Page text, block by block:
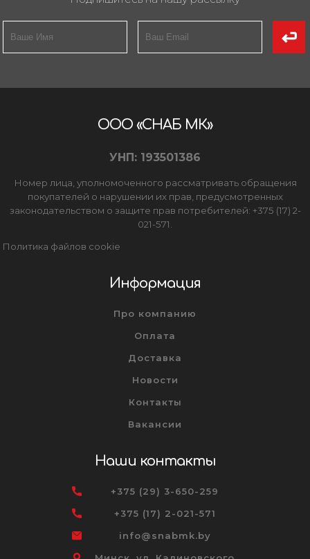
ООО «СНАБ МК»
УНП: 193501386
Номер лица, уполномоченного рассматривать обращения
покупателей о нарушении их прав, предусмотренных
законодательством о защите прав потребителей: +375 (17) 2-
021-571.
Политика файлов cookie
Информация
Про компанию
Оплата
Доставка
Новости
Контакты
Вакансии
Наши контакты
+375 (29) 3-650-259
+375 (17) 2-021-571
info@snabmk.by